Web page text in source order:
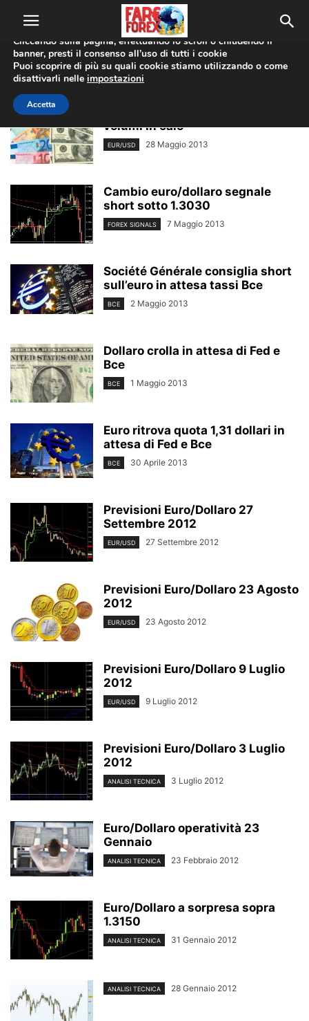
Home Tags Segnali forex
segnali forex
volumi in calo
EUR/USD 28 Maggio 2013
Cambio euro/dollaro segnale
short sotto 1.3030
FOREX SIGNALS 7 Maggio 2013
Société Générale consiglia short
sull’euro in attesa tassi Bce
BCE 2 Maggio 2013
Dollaro crolla in attesa di Fed e
Bce
BCE 1 Maggio 2013
Euro ritrova quota 1,31 dollari in
attesa di Fed e Bce
BCE 30 Aprile 2013
Previsioni Euro/Dollaro 27
Settembre 2012
EUR/USD 27 Settembre 2012
Previsioni Euro/Dollaro 23 Agosto
2012
EUR/USD 23 Agosto 2012
Previsioni Euro/Dollaro 9 Luglio
2012
EUR/USD 9 Luglio 2012
Previsioni Euro/Dollaro 3 Luglio
2012
ANALISI TECNICA 3 Luglio 2012
Euro/Dollaro operatività 23
Gennaio
ANALISI TECNICA 23 Febbraio 2012
Euro/Dollaro a sorpresa sopra
1.3150
ANALISI TECNICA 31 Gennaio 2012
ANALISI TECNICA 28 Gennaio 2012
Utilizziamo i cookie per offrirti la migliore esperienza sul nostro
sito web.
Cliccando sulla pagina, effettuando lo scroll o chiudendo il
banner, presti il consenso all’uso di tutti i cookie
Puoi scoprire di più su quali cookie stiamo utilizzando o come
disattivarli nelle impostazioni
Accetta